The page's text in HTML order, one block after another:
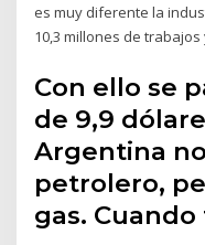
es muy diferente la
10,3 millones de
Con ello se
de 9,9
Argentina
petrolero,
gas.